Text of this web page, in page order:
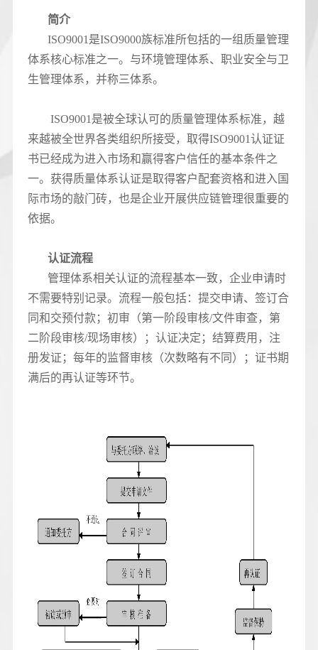
简介
ISO9001是ISO9000族标准所包括的一组质量管理
体系核心标准之一。与环境管理体系、职业安全与卫
生管理体系，并称三体系。
ISO9001是被全球认可的质量管理体系标准，越
来越被全世界各类组织所接受，取得ISO9001认证证
书已经成为进入市场和赢得客户信任的基本条件之
一。获得质量体系认证是取得客户配套资格和进入国
际市场的敲门砖，也是企业开展供应链管理很重要的
依据。
认证流程
管理体系相关认证的流程基本一致，企业申请时
不需要特别记录。流程一般包括：提交申请、签订合
同和交预付款；初审（第一阶段审核/文件审查，第
二阶段审核/现场审核）；认证决定；结算费用，注
册发证；每年的监督审核（次数略有不同）；证书期
满后的再认证等环节。